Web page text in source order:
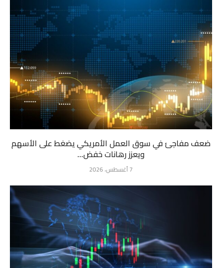
ضعف مفاجئ في سوق العمل الأمريكي يضغط على الأسهم
ويعزز رهانات خفض...
7 أغسطس، 2026